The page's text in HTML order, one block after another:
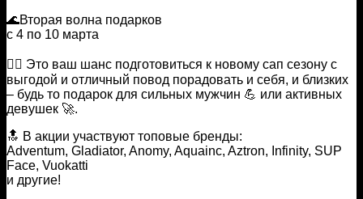
🌊Вторая волна подарков
с 4 по 10 марта
🏄‍♂️ Это ваш шанс подготовиться к новому сап сезону с
выгодой и отличный повод порадовать и себя, и близких
– будь то подарок для сильных мужчин 💪 или активных
девушек 🚀.
🔝 В акции участвуют топовые бренды:
Adventum, Gladiator, Anomy, Aquainc, Aztron, Infinity, SUP
Face, Vuokatti
и другие!